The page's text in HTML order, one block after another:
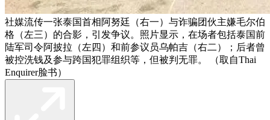
社媒流传一张泰国首相阿努廷（右一）与诈骗团伙主嫌毛尔伯
格（左三）的合影，引发争议。照片显示，在场者包括泰国前
陆军司令阿披拉（左四）和前参议员乌帕吉（右二）；后者曾
被控洗钱及参与跨国犯罪组织等，但被判无罪。 （取自Thai
Enquirer脸书）